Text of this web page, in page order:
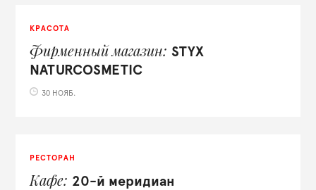
КРАСОТА
Фирменный магазин
STYX
NATURCOSMETIC
30 НОЯБ.
РЕСТОРАН
Кафе 20-й меридиан